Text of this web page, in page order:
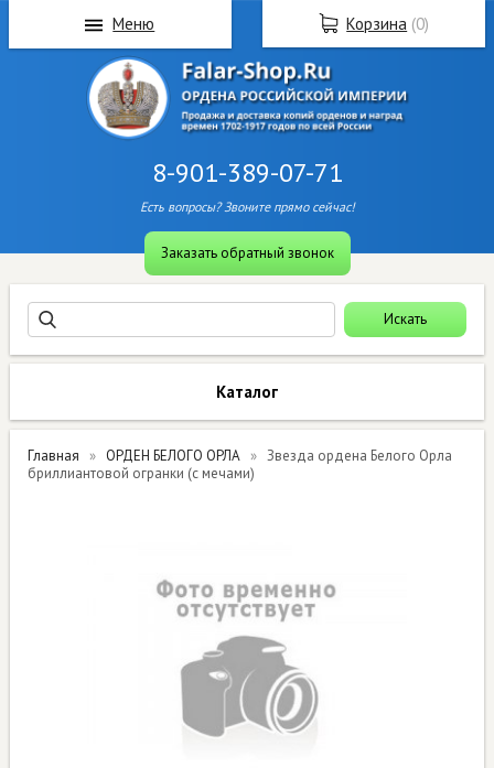
8-901-389-07-71
Есть вопросы? Звоните прямо сейчас!
Заказать обратный звонок
Каталог
Главная ОРДЕН БЕЛОГО ОРЛА
Звезда ордена Белого Орла
бриллиантовой огранки (с мечами)
Корзина (0)
Меню